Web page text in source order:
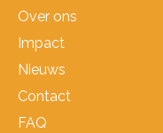
Over ons
Impact
Nieuws
Contact
FAQ